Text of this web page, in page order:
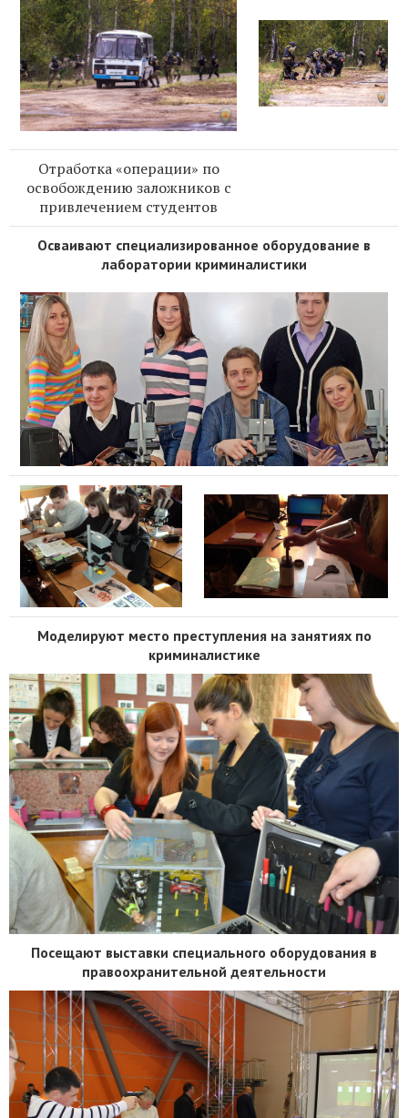
Отработка «операции» по
освобождению заложников с
привлечением студентов
Осваивают специализированное оборудование в
лаборатории криминалистики
Моделируют место преступления на занятиях по
криминалистике
Посещают выставки специального оборудования в
правоохранительной деятельности